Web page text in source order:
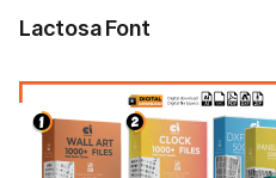
Lactosa Font